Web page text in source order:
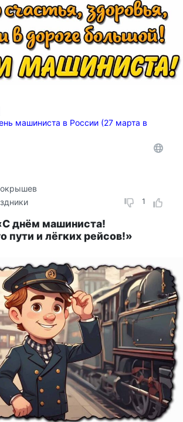
машиниста в России (27 марта в
1
днём машиниста!
пути и лёгких рейсов!»